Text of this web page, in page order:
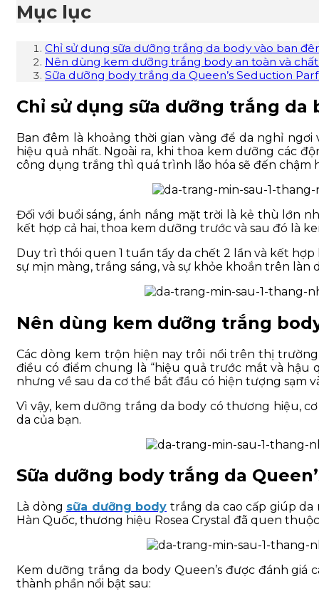
Mục lục
Chỉ sử dụng sữa dưỡng trắng da body vào ban
Nên dùng kem dưỡng trắng body an toàn và
Sữa dưỡng body trắng da Queen’s Seduction
Chỉ sử dụng sữa dưỡng trắng da
Ban đêm là khoảng thời gian vàng để da nghỉ
hiệu quả nhất. Ngoài ra, khi thoa kem dưỡng các
công dụng trắng thì quá trình lão hóa sẽ đến chậm
Đối với buổi sáng, ánh nắng mặt trời là kẻ thù lớn
kết hợp cả hai, thoa kem dưỡng trước và sau đó là
Duy trì thói quen 1 tuần tẩy da chết 2 lần và kết
sự mịn màng, trắng sáng, và sự khỏe khoắn trên làn
Nên dùng kem dưỡng trắng
Các dòng kem trộn hiện nay trôi nổi trên thị
điều có điểm chung là “hiệu quả trước mắt và hậu
nhưng về sau da cơ thể bắt đầu có hiện tượng sạm
Vì vậy, kem dưỡng trắng da body có thương hiệu,
da của bạn.
Sữa dưỡng body trắng da
Là dòng sữa dưỡng body trắng da cao cấp giúp
Hàn Quốc, thương hiệu Rosea Crystal đã quen
Kem dưỡng trắng da body Queen’s được đánh
thành phần nổi bật sau: